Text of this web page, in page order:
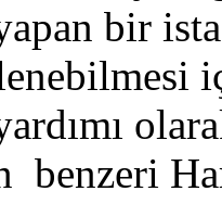
bir
benzeri